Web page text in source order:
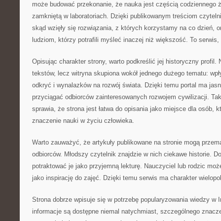
może budować przekonanie, że nauka jest częścią codziennego
zamkniętą w laboratoriach. Dzięki publikowanym treściom
skąd wzięły się rozwiązania, z których korzystamy na co dzień,
ludziom, którzy potrafili myśleć inaczej niż większość. To
Opisując charakter strony, warto podkreślić jej historyczny profil.
tekstów, lecz witryna skupiona wokół jednego dużego tematu:
odkryć i wynalazków na rozwój świata. Dzięki temu portal ma
przyciągać odbiorców zainteresowanych rozwojem cywilizacji.
sprawia, że strona jest łatwa do opisania jako miejsce dla osób,
znaczenie nauki w życiu człowieka.
Warto zauważyć, że artykuły publikowane na stronie mogą
odbiorców. Młodszy czytelnik znajdzie w nich ciekawe historie.
potraktować je jako przyjemną lekturę. Nauczyciel lub rodzic
jako inspirację do zajęć. Dzięki temu serwis ma charakter
Strona dobrze wpisuje się w potrzebę popularyzowania wiedzy w
informacje są dostępne niemal natychmiast, szczególnego